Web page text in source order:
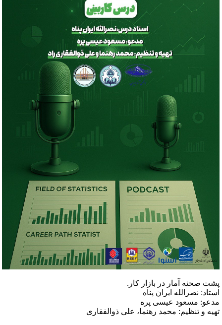
صحنه آمار در بازار کار.
نصرالله ایران پناه
مسعود عیسی پره
و تنظیم: محمد رهنما، علی ذوالفقاری